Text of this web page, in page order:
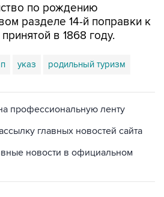
по рождению
разделе 14-й поправки к
в 1868 году.
указ родильный туризм
профессиональную ленту
главных новостей сайта
новости в официальном